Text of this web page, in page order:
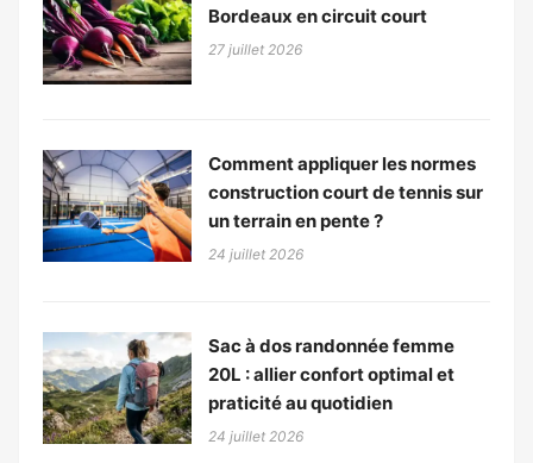
Bordeaux en circuit court
27 juillet 2026
Comment appliquer les normes
construction court de tennis sur
un terrain en pente ?
24 juillet 2026
Sac à dos randonnée femme
20L : allier confort optimal et
praticité au quotidien
24 juillet 2026